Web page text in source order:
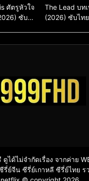
ซีรี่ย์เกาหลีซับไ
ศัตรูหัวใจ
ซับ
Drama
ซีรี่ย์
ซีรี่ย์จีนซับไทย
The Lead บท
(2026) ซับไท
ได้ไม่จำกัดเรื่อง จากค่าย
รี่ย์จีน ซีรี่ย์เกาหลี ซีรี่ย์ไทย ร